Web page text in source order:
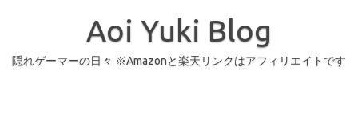
Aoi Yuki Blog
隠れゲーマーの日々 ※Amazonと楽天リンクはアフィリエイトです